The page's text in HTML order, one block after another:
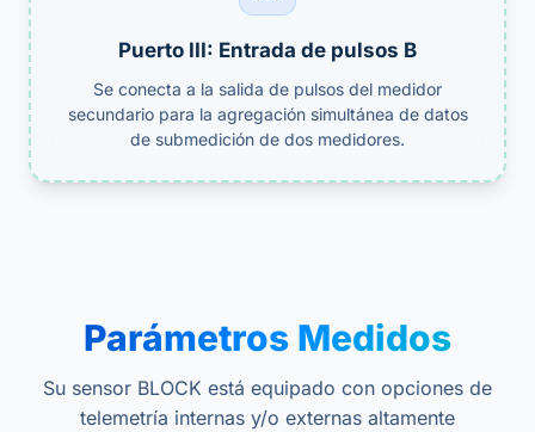
Puerto III: Entrada de pulsos B
Se conecta a la salida de pulsos del medidor
secundario para la agregación simultánea de datos
de submedición de dos medidores.
Parámetros Medidos
Su sensor BLOCK está equipado con opciones de
telemetría internas y/o externas altamente